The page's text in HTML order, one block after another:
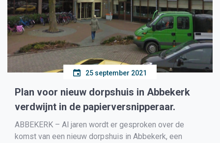
25 september 2021
Plan voor nieuw dorpshuis in Abbekerk
verdwijnt in de papierversnipperaar.
ABBEKERK – Al jaren wordt er gesproken over de
komst van een nieuw dorpshuis in Abbekerk, een